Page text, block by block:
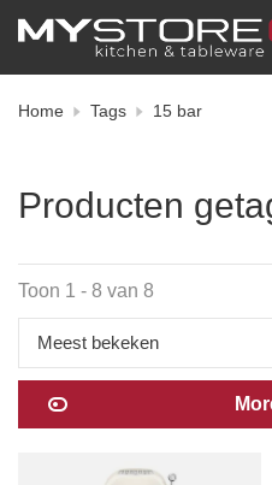
Home Tags 15 bar
Producten
Toon 1 - 8 van 8
Meest bekeken